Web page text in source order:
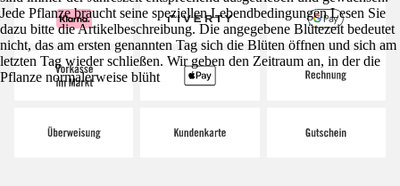
Jede Pflanze braucht seine speziellen Lebendbedingungen Lesen Sie
dazu bitte die Artikelbeschreibung. Die angegebene Blütezeit bedeutet
nicht, das am ersten genannten Tag sich die Blüten öffnen und sich am
letzten Tag wieder schließen. Wir geben den Zeitraum an, in der die
Pflanze normalerweise blüht